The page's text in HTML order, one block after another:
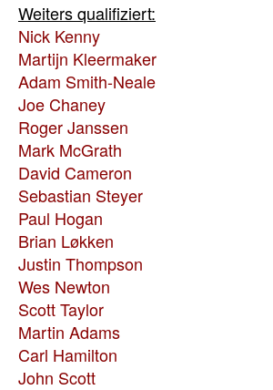
Weiters qualifiziert:
Nick Kenny
Martijn Kleermaker
Adam Smith-Neale
Joe Chaney
Roger Janssen
Mark McGrath
David Cameron
Sebastian Steyer
Paul Hogan
Brian Løkken
Justin Thompson
Wes Newton
Scott Taylor
Martin Adams
Carl Hamilton
John Scott